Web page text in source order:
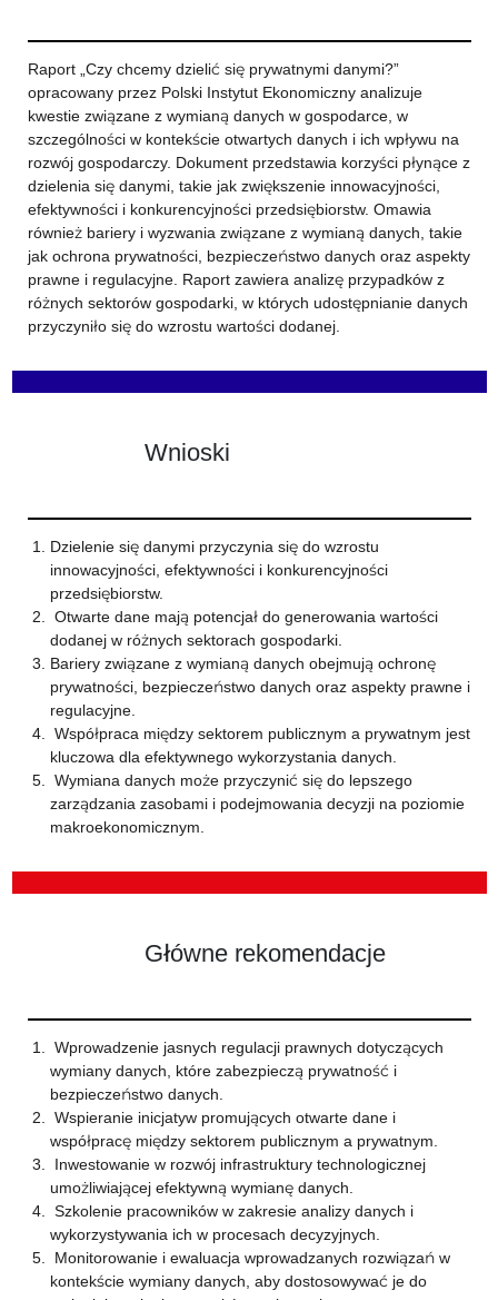
Raport „Czy chcemy dzielić się prywatnymi danymi?”
opracowany przez Polski Instytut Ekonomiczny analizuje
kwestie związane z wymianą danych w gospodarce, w
szczególności w kontekście otwartych danych i ich wpływu na
rozwój gospodarczy. Dokument przedstawia korzyści płynące z
dzielenia się danymi, takie jak zwiększenie innowacyjności,
efektywności i konkurencyjności przedsiębiorstw. Omawia
również bariery i wyzwania związane z wymianą danych, takie
jak ochrona prywatności, bezpieczeństwo danych oraz aspekty
prawne i regulacyjne. Raport zawiera analizę przypadków z
różnych sektorów gospodarki, w których udostępnianie danych
przyczyniło się do wzrostu wartości dodanej.
Wnioski
Dzielenie się danymi przyczynia się do wzrostu
innowacyjności, efektywności i konkurencyjności
przedsiębiorstw.
Otwarte dane mają potencjał do generowania wartości
dodanej w różnych sektorach gospodarki.
Bariery związane z wymianą danych obejmują ochronę
prywatności, bezpieczeństwo danych oraz aspekty prawne i
regulacyjne.
Współpraca między sektorem publicznym a prywatnym jest
kluczowa dla efektywnego wykorzystania danych.
Wymiana danych może przyczynić się do lepszego
zarządzania zasobami i podejmowania decyzji na poziomie
makroekonomicznym.
Główne rekomendacje
Wprowadzenie jasnych regulacji prawnych dotyczących
wymiany danych, które zabezpieczą prywatność i
bezpieczeństwo danych.
Wspieranie inicjatyw promujących otwarte dane i
współpracę między sektorem publicznym a prywatnym.
Inwestowanie w rozwój infrastruktury technologicznej
umożliwiającej efektywną wymianę danych.
Szkolenie pracowników w zakresie analizy danych i
wykorzystywania ich w procesach decyzyjnych.
Monitorowanie i ewaluacja wprowadzanych rozwiązań w
kontekście wymiany danych, aby dostosowywać je do